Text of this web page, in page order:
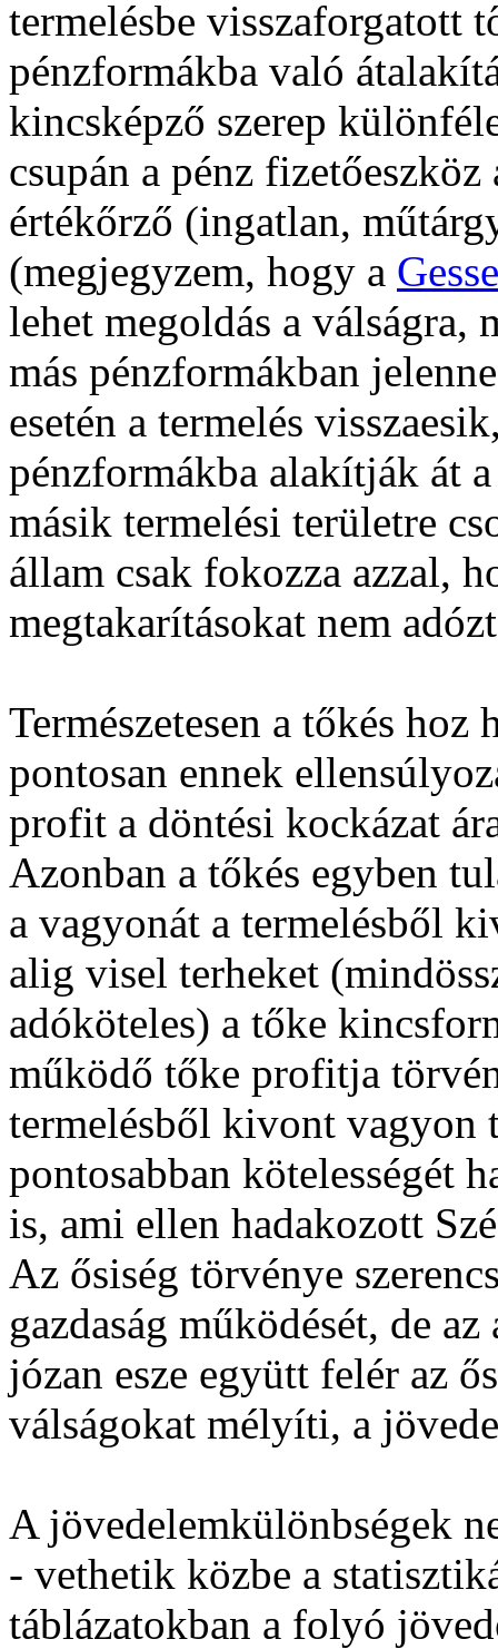
termelésbe visszaforgatott
pénzformákba való
kincsképző szerep
csupán a pénz
értékőrző (ingatlan,
(megjegyzem, hogy a
lehet megoldás a válságra,
más pénzformákban
esetén a termelés
pénzformákba alakítják át
másik termelési területre
állam csak fokozza azzal,
megtakarításokat nem
Természetesen a tőkés hoz
pontosan ennek
profit a döntési kockázat
Azonban a tőkés egyben
a vagyonát a termelésből
alig visel terheket
adóköteles) a tőke
működő tőke profitja
termelésből kivont vagyon
pontosabban kötelességét
is, ami ellen hadakozott
Az ősiség törvénye
gazdaság működését, de
józan esze együtt felér az
válságokat mélyíti, a
A jövedelemkülönbségek
- vethetik közbe a
táblázatokban a folyó